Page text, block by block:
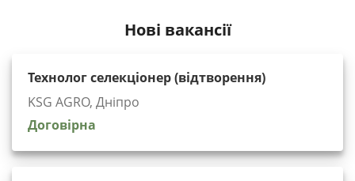
Нові вакансії
Технолог селекціонер (відтворення)
KSG AGRO, Дніпро
Договірна